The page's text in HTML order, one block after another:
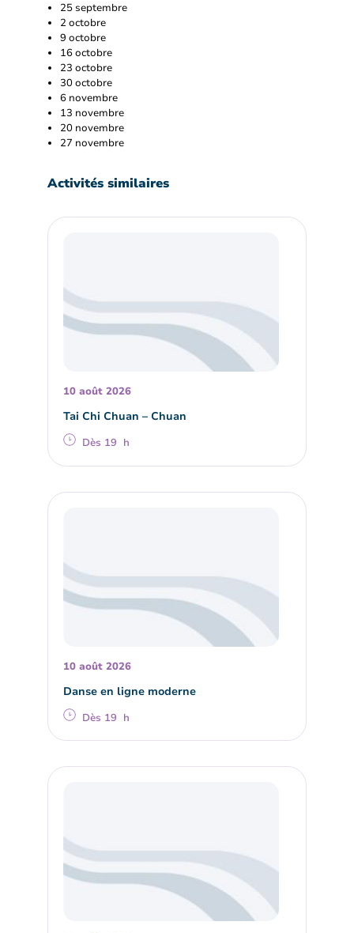
25 septembre
2 octobre
9 octobre
16 octobre
23 octobre
30 octobre
6 novembre
13 novembre
20 novembre
27 novembre
Activités similaires
10 août 2026
Tai Chi Chuan – Chuan
Dès 19 h
10 août 2026
Danse en ligne moderne
Dès 19 h